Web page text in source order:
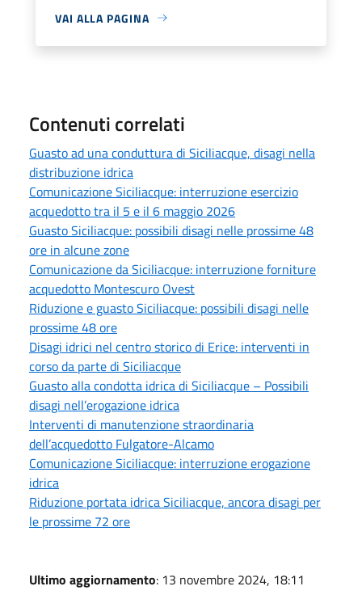
VAI ALLA PAGINA
Contenuti correlati
Guasto ad una conduttura di Siciliacque, disagi nella
distribuzione idrica
Comunicazione Siciliacque: interruzione esercizio
acquedotto tra il 5 e il 6 maggio 2026
Guasto Siciliacque: possibili disagi nelle prossime 48
ore in alcune zone
Comunicazione da Siciliacque: interruzione forniture
acquedotto Montescuro Ovest
Riduzione e guasto Siciliacque: possibili disagi nelle
prossime 48 ore
Disagi idrici nel centro storico di Erice: interventi in
corso da parte di Siciliacque
Guasto alla condotta idrica di Siciliacque – Possibili
disagi nell’erogazione idrica
Interventi di manutenzione straordinaria
dell’acquedotto Fulgatore-Alcamo
Comunicazione Siciliacque: interruzione erogazione
idrica
Riduzione portata idrica Siciliacque, ancora disagi per
le prossime 72 ore
Ultimo aggiornamento: 13 novembre 2024, 18:11